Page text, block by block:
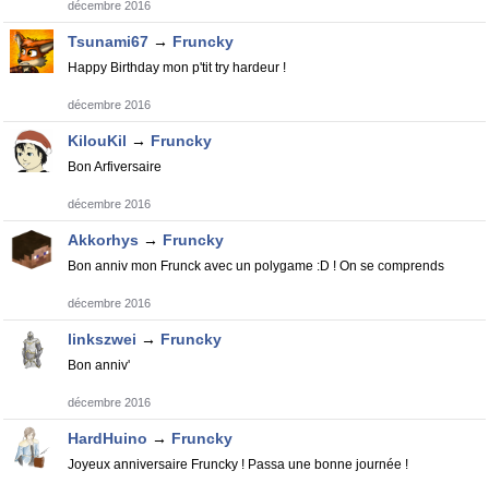
décembre 2016
Tsunami67 → Fruncky
Happy Birthday mon p'tit try hardeur !
décembre 2016
KilouKil → Fruncky
Bon Arfiversaire
décembre 2016
Akkorhys → Fruncky
Bon anniv mon Frunck avec un polygame :D ! On se comprends
décembre 2016
linkszwei → Fruncky
Bon anniv'
décembre 2016
HardHuino → Fruncky
Joyeux anniversaire Fruncky ! Passa une bonne journée !